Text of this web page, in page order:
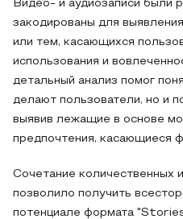
Видео- и аудиозаписи были
закодированы для
или тем, касающихся
использования и
детальный анализ помог
делают пользователи, но и
выявив лежащие в основе
предпочтения, касающиеся
Сочетание количественных
позволило получить
потенциале формата